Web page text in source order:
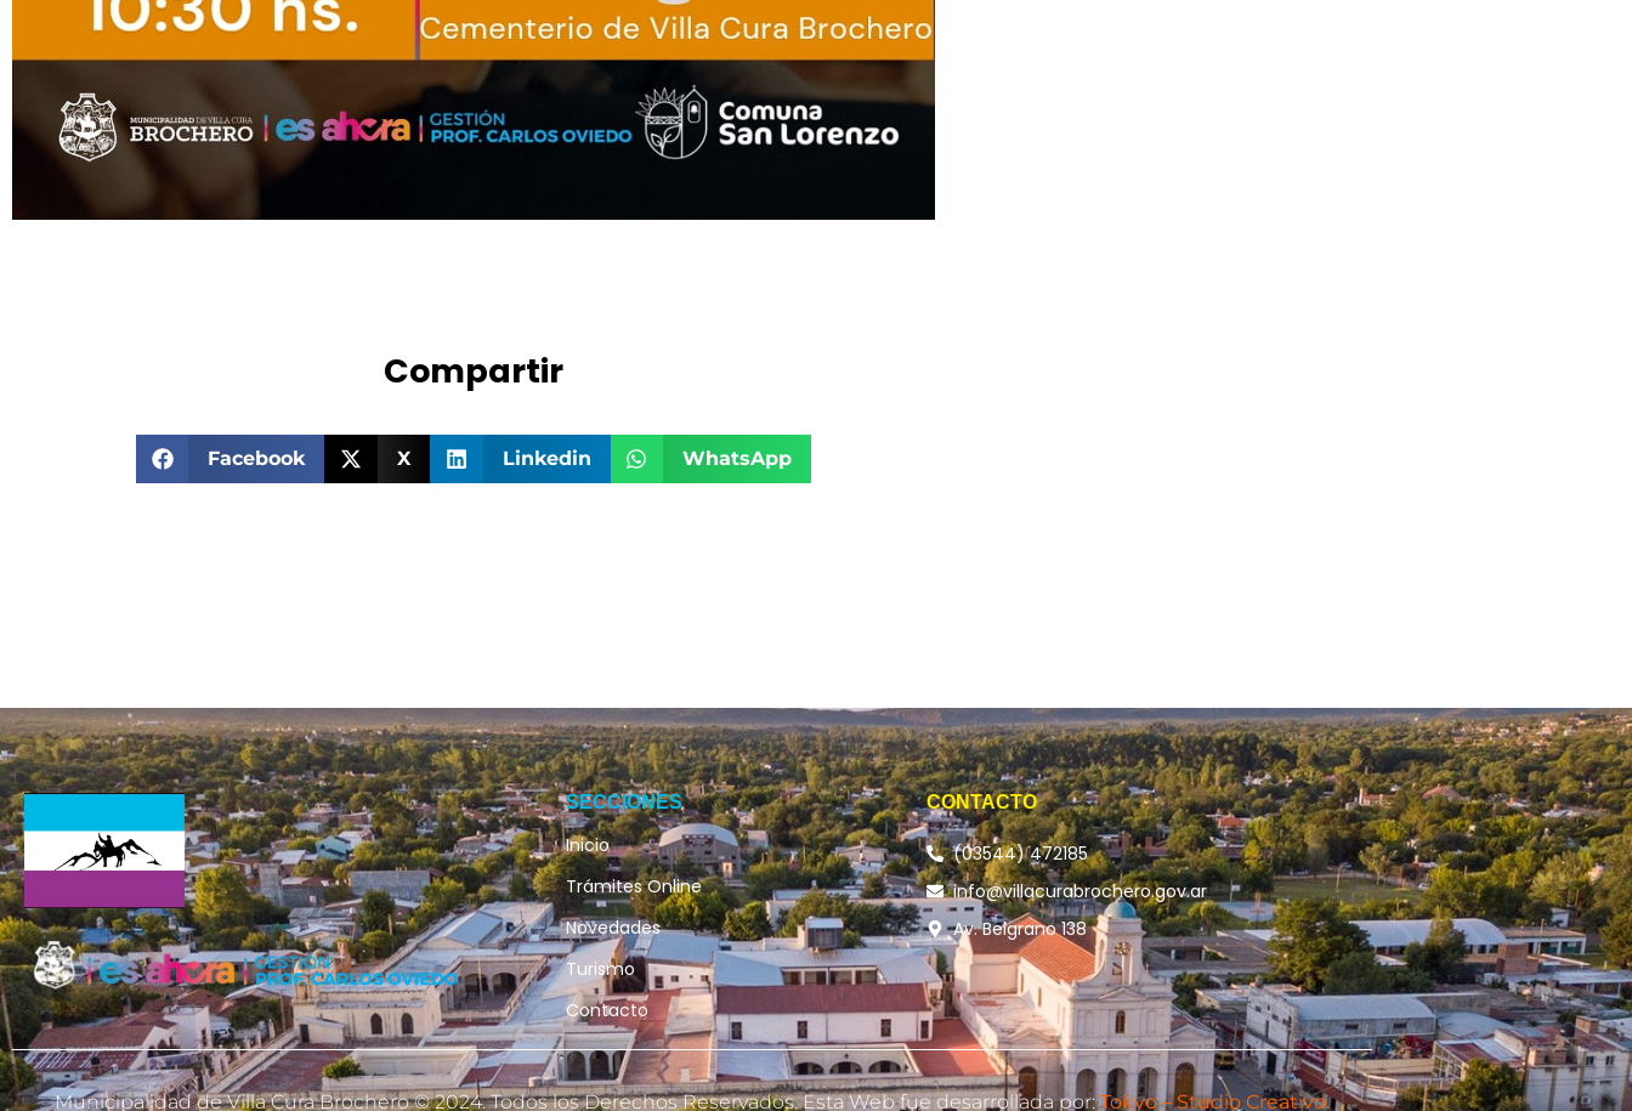
Compartir
Facebook X Linkedin WhatsApp
SECCIONES
Inicio
Trámites Online
Novedades
Turismo
Contacto
CONTACTO
(03544) 472185
info@villacurabrochero.gov.ar
Av. Belgrano 138
Municipalidad de Villa Cura Brochero © 2024. Todos los Derechos Reservados. Esta Web fue desarrollada por: Tokyo – Studio Creativo.